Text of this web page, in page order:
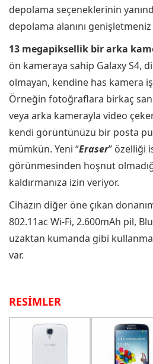
depolama seçeneklerinin
depolama alanını
13 megapiksellik bir arka
ön kameraya sahip Galaxy S4,
olmayan, kendine has kamera
Örneğin fotoğraflara birkaç
veya arka kamerayla video
kendi görüntünüzü bir posta
mümkün. Yeni “Eraser” özelliği
görünmesinden hoşnut
kaldırmanıza izin veriyor.
Cihazın diğer öne çıkan
802.11ac Wi-Fi, 2.600mAh pil,
uzaktan kumanda gibi
var.
RESİMLER